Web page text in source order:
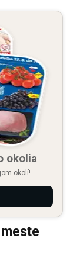
okolia
okolí!